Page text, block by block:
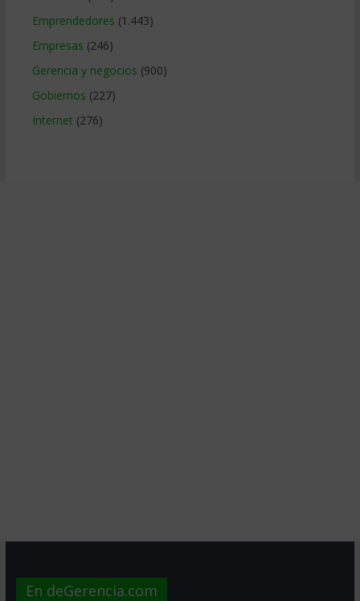
Emprendedores (1.443)
Empresas (246)
Gerencia y negocios (900)
Gobiernos (227)
Internet (276)
En deGerencia.com